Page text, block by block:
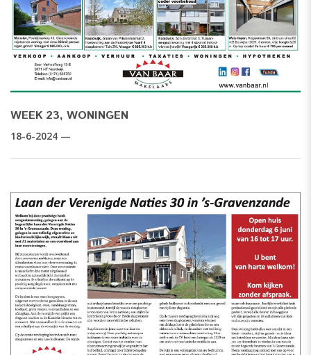
WEEK 23, WONINGEN
18-6-2024 —